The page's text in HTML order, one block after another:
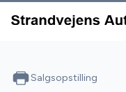
Salgsopstilling